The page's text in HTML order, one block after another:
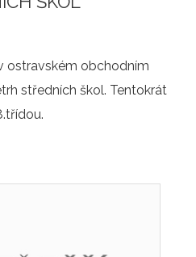
ostravském obchodním
středních škol. Tentokrát